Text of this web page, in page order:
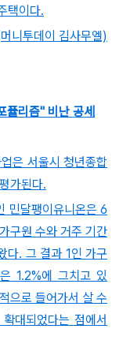
택이다.
니투데이 김사무엘)
리즘" 비난 공세
은 서울시 청년종합
가된다.
민달팽이유니온은 6
구원 수와 거주 기간
다. 그 결과 1인 가구
1.2%에 그치고 있
으로 들어가서 살 수
대되었다는 점에서